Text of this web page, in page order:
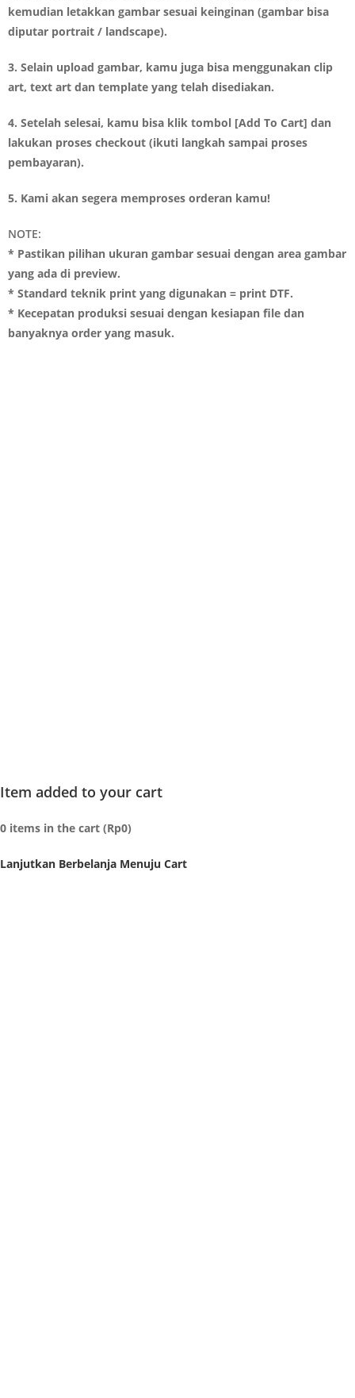
kemudian letakkan gambar sesuai keinginan (gambar bisa
diputar portrait / landscape).
3. Selain upload gambar, kamu juga bisa menggunakan clip
art, text art dan template yang telah disediakan.
4. Setelah selesai, kamu bisa klik tombol [Add To Cart] dan
lakukan proses checkout (ikuti langkah sampai proses
pembayaran).
5. Kami akan segera memproses orderan kamu!
NOTE:
* Pastikan pilihan ukuran gambar sesuai dengan area gambar
yang ada di preview.
* Standard teknik print yang digunakan = print DTF.
* Kecepatan produksi sesuai dengan kesiapan file dan
banyaknya order yang masuk.
Item added to your cart
0 items in the cart (Rp0)
Lanjutkan Berbelanja Menuju Cart